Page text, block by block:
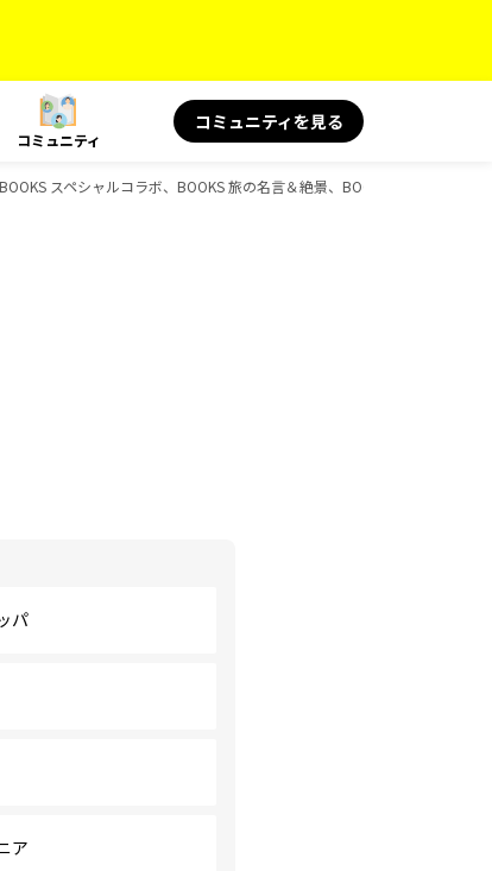
コミュニティ
コミュニティを見る
スペシャルコラボ、BOOKS 旅の名言＆絶景、BOOKS 旅と健康、
パ
ア